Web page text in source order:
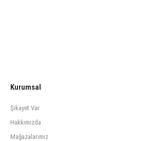
Kurumsal
Şikayet Var
Hakkımızda
Mağazalarımız